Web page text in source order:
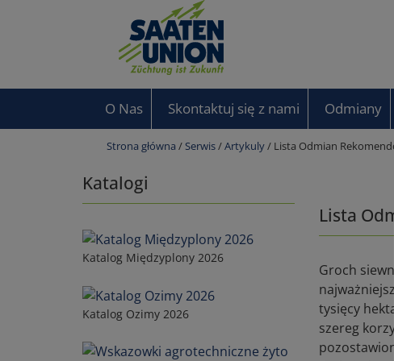
O Nas Skontaktuj się z nami Odmiany
Strona główna / Serwis/Artykuly/ Lista Odmian
Katalogi
Katalog Międzyplony 2026
Katalog Ozimy 2026
Lista
Groch
tysięcy
szereg